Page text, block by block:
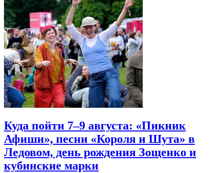
Куда пойти 7–9 августа: «Пикник
Афиши», песни «Короля и Шута» в
Ледовом, день рождения Зощенко и
кубинские марки